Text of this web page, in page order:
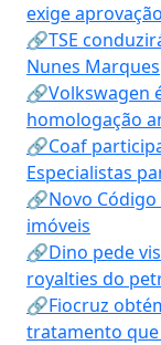
exige
🔗TSE
Nunes Marques
🔗Volkswagen
homologação
🔗Coaf
Especialistas
🔗Novo
imóveis
🔗Dino pede
royalties do
🔗Fiocruz
tratamento